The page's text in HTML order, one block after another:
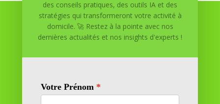
Réussite à Domicile est votre partenaire de confiance
des conseils pratiques, des outils IA et des
stratégies qui transformeront votre activité à
domicile. 🚀 Restez à la pointe avec nos
dernières actualités et nos insights d'experts !